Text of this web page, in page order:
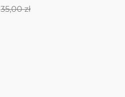
35,00 zł